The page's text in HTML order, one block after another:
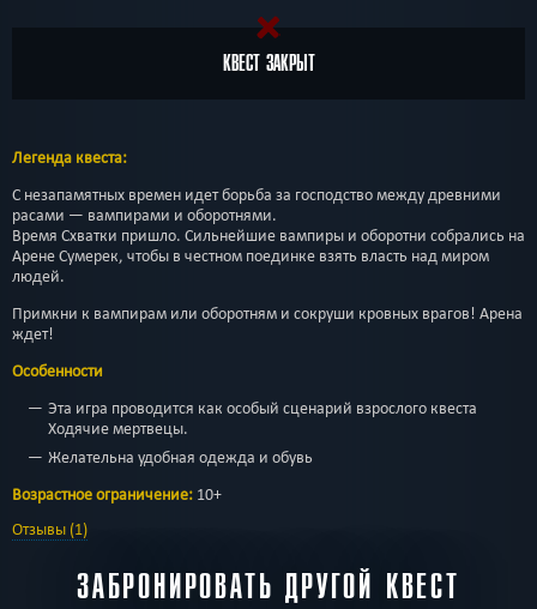
КВЕСТ ЗАКРЫТ
Легенда квеста:
С незапамятных времен идет борьба за господство между древними
расами — вампирами и оборотнями.
Время Схватки пришло. Сильнейшие вампиры и оборотни собрались на
Арене Сумерек, чтобы в честном поединке взять власть над миром
людей.
Примкни к вампирам или оборотням и сокруши кровных врагов! Арена
ждет!
Особенности
Эта игра проводится как особый сценарий взрослого квеста
Ходячие мертвецы.
Желательна удобная одежда и обувь
Возрастное ограничение: 10+
Отзывы (1)
ЗАБРОНИРОВАТЬ ДРУГОЙ КВЕСТ